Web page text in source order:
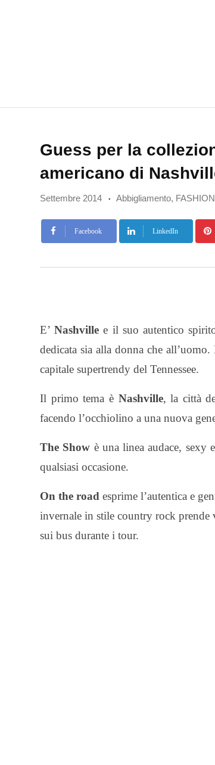
Guess per la
americano di
Settembre 2014 Abbigliamento, FASHION
Facebook LinkedIn
E’Nashville e il suo autentico
dedicata sia alla donna che
capitale supertrendy del Tennessee.
Il primo tema è Nashville, la città
facendo l’occhiolino a una nuova
The Show è una linea audace, sexy
qualsiasi occasione.
On the road esprime l’autentica e
invernale in stile country rock prende
sui bus durante i tour.